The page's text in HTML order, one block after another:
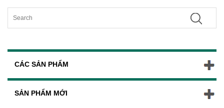
CÁC SẢN PHẨM
SẢN PHẨM MỚI